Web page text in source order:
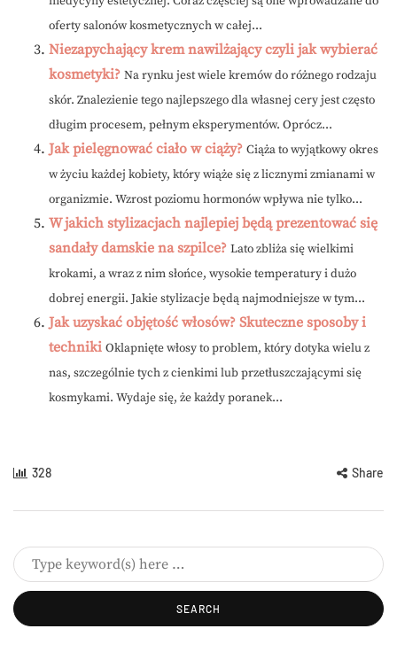
oferty salonów kosmetycznych w całej...
Niezapychający krem nawilżający czyli jak wybierać
kosmetyki? Na rynku jest wiele kremów do różnego rodzaju
skór. Znalezienie tego najlepszego dla własnej cery jest często
długim procesem, pełnym eksperymentów. Oprócz...
Jak pielęgnować ciało w ciąży? Ciąża to wyjątkowy okres
w życiu każdej kobiety, który wiąże się z licznymi zmianami w
organizmie. Wzrost poziomu hormonów wpływa nie tylko...
W jakich stylizacjach najlepiej będą prezentować się
sandały damskie na szpilce? Lato zbliża się wielkimi
krokami, a wraz z nim słońce, wysokie temperatury i dużo
dobrej energii. Jakie stylizacje będą najmodniejsze w tym...
Jak uzyskać objętość włosów? Skuteczne sposoby i
techniki Oklapnięte włosy to problem, który dotyka wielu z
nas, szczególnie tych z cienkimi lub przetłuszczającymi się
kosmykami. Wydaje się, że każdy poranek...
328 Share